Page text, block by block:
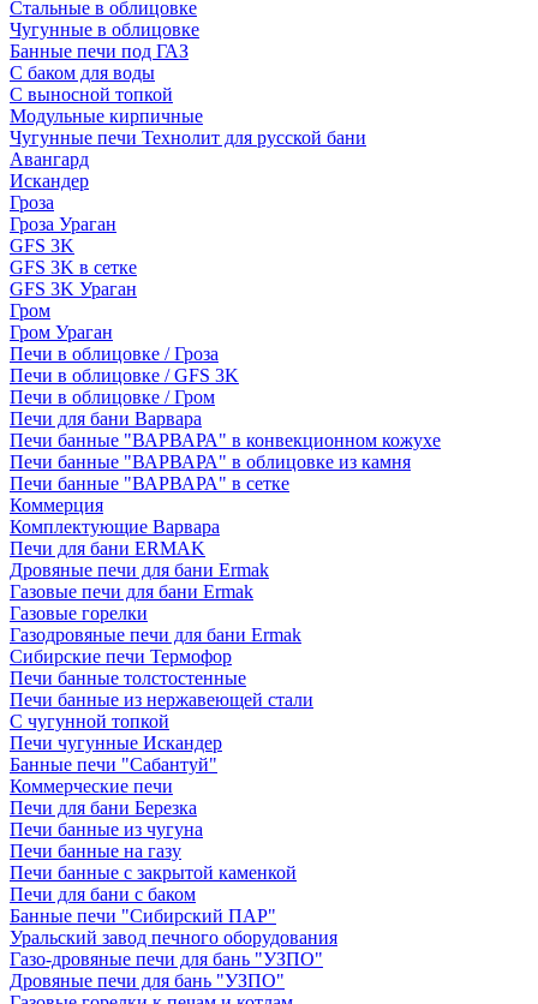
Стальные в облицовке
Чугунные в облицовке
Банные печи под ГАЗ
С баком для воды
С выносной топкой
Модульные кирпичные
Чугунные печи Технолит для русской бани
Авангард
Искандер
Гроза
Гроза Ураган
GFS 3K
GFS 3K в сетке
GFS 3K Ураган
Гром
Гром Ураган
Печи в облицовке / Гроза
Печи в облицовке / GFS 3K
Печи в облицовке / Гром
Печи для бани Варвара
Печи банные "ВАРВАРА" в конвекционном кожухе
Печи банные "ВАРВАРА" в облицовке из камня
Печи банные "ВАРВАРА" в сетке
Коммерция
Комплектующие Варвара
Печи для бани ERMAK
Дровяные печи для бани Ermak
Газовые печи для бани Ermak
Газовые горелки
Газодровяные печи для бани Ermak
Сибирские печи Термофор
Печи банные толстостенные
Печи банные из нержавеющей стали
С чугунной топкой
Печи чугунные Искандер
Банные печи "Сабантуй"
Коммерческие печи
Печи для бани Березка
Печи банные из чугуна
Печи банные на газу
Печи банные с закрытой каменкой
Печи для бани с баком
Банные печи "Сибирский ПАР"
Уральский завод печного оборудования
Газо-дровяные печи для бань "УЗПО"
Дровяные печи для бань "УЗПО"